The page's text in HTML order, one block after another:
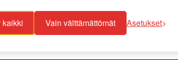
kaikki Vain välttämättömät Asetukset